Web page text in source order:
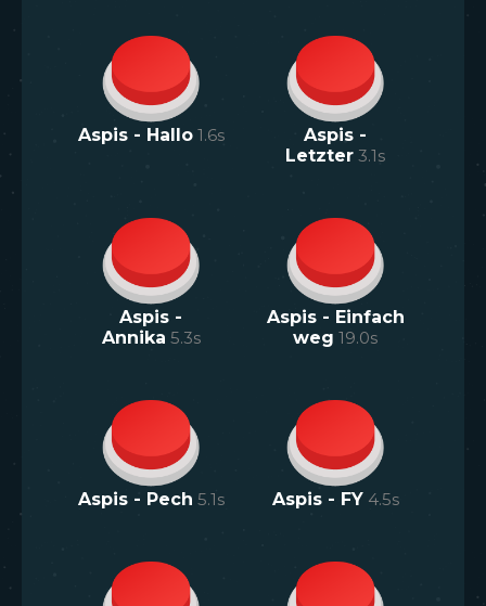
Aspis - Hallo 1.6s
Aspis -
Letzter 3.1s
Aspis -
Annika 5.3s
Aspis - Einfach
weg 19.0s
Aspis - Pech 5.1s Aspis - FY 4.5s